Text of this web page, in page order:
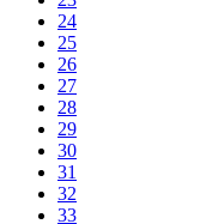
24
25
26
27
28
29
30
31
32
33